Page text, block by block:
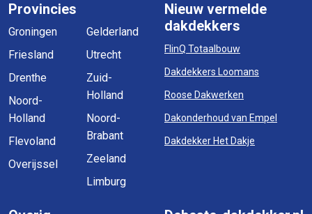
Provincies
Groningen
Friesland
Drenthe
Noord-
Holland
Flevoland
Overijssel
Gelderland
Utrecht
Zuid-
Holland
Noord-
Brabant
Zeeland
Limburg
Nieuw vermelde
dakdekkers
FlinQ Totaalbouw
Dakdekkers Loomans
Roose Dakwerken
Dakonderhoud van Empel
Dakdekker Het Dakje